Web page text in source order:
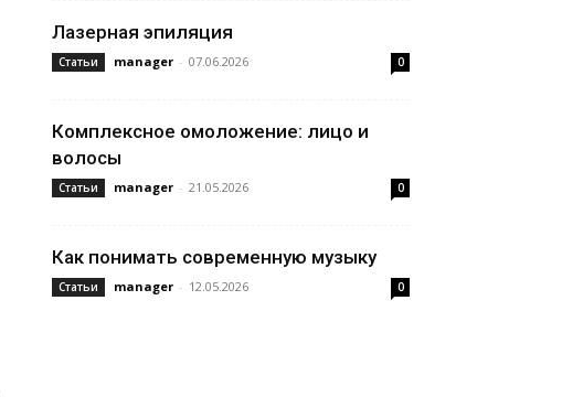
Лазерная эпиляция
Статьи manager - 07.06.2026 0
Комплексное омоложение: лицо и
волосы
Статьи manager - 21.05.2026 0
Как понимать современную музыку
Статьи manager - 12.05.2026 0